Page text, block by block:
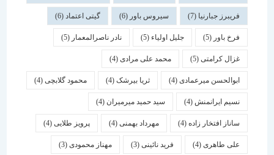
فریبرز جبارنیا(7) سیروس باور(6) گیتی اعتماد(6)
فرخ باور(5) جلیل اولیاء(5) نادر ناصرالمعمار (5)
غزال کرامتی(5) محمد علی مرادی(4)
ابوالحسن میرعمادی(4) ثریا بیرشک(4) محمود گلابچی(4)
نسیم ایرانمنش(4) سید حمید میرمیران(4)
ساناز افتخار زاده(4) مهرداد بهمنی (4) پرویز طلایی(4)
علی طاهری(4) فرید نائینی(3) مهناز محمودی(3)